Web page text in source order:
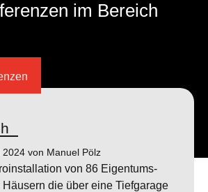
im Bereich
2024 von Manuel Pölz
von 86 Eigentums­
die über eine Tiefgarage